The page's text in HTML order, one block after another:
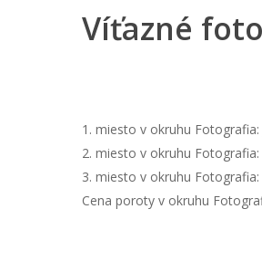
Víťazné
1. miesto v okruhu
2. miesto v okruhu
3. miesto v okruhu
Cena poroty v okruhu